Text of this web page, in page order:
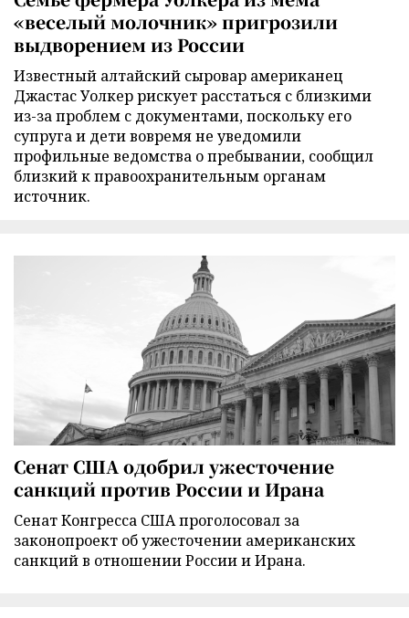
«веселый молочник» пригрозили
выдворением из России
Известный алтайский сыровар американец
Джастас Уолкер рискует расстаться с близкими
из-за проблем с документами, поскольку его
супруга и дети вовремя не уведомили
профильные ведомства о пребывании, сообщил
близкий к правоохранительным органам
источник.
Сенат США одобрил ужесточение
санкций против России и Ирана
Сенат Конгресса США проголосовал за
законопроект об ужесточении американских
санкций в отношении России и Ирана.